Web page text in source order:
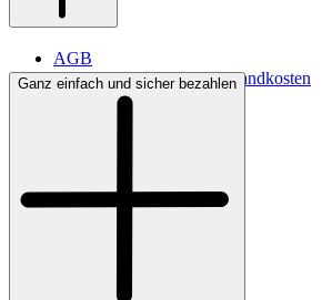
AGB
Lieferbedingungen & Versandkosten
Bezahlung
Ganz einfach und sicher bezahlen